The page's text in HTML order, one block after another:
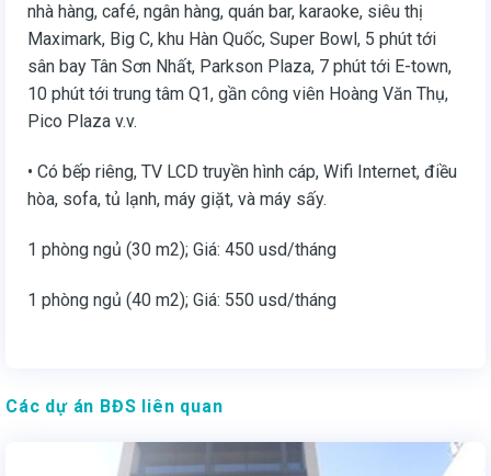
nhà hàng, café, ngân hàng, quán bar, karaoke, siêu thị
Maximark, Big C, khu Hàn Quốc, Super Bowl, 5 phút tới
sân bay Tân Sơn Nhất, Parkson Plaza, 7 phút tới E-town,
10 phút tới trung tâm Q1, gần công viên Hoàng Văn Thụ,
Pico Plaza v.v.
• Có bếp riêng, TV LCD truyền hình cáp, Wifi Internet, điều
hòa, sofa, tủ lạnh, máy giặt, và máy sấy.
1 phòng ngủ (30 m2); Giá: 450 usd/tháng
1 phòng ngủ (40 m2); Giá: 550 usd/tháng
Các dự án BĐS liên quan